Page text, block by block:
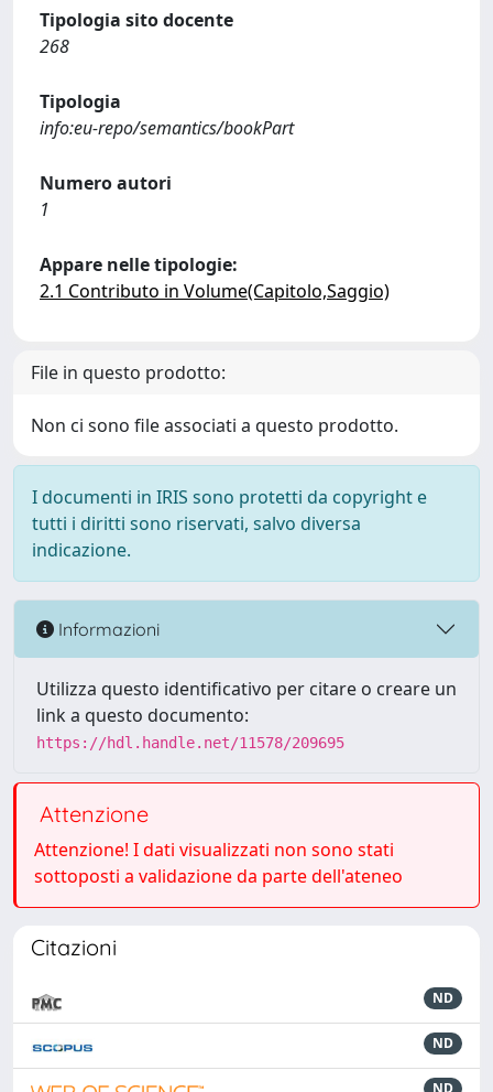
Tipologia sito docente
268
Tipologia
info:eu-repo/semantics/bookPart
Numero autori
1
Appare nelle tipologie:
2.1 Contributo in Volume(Capitolo,Saggio)
File in questo prodotto:
Non ci sono file associati a questo prodotto.
I documenti in IRIS sono protetti da copyright e
tutti i diritti sono riservati, salvo diversa
indicazione.
Informazioni
Utilizza questo identificativo per citare o creare un
link a questo documento:
https://hdl.handle.net/11578/209695
Attenzione
Attenzione! I dati visualizzati non sono stati
sottoposti a validazione da parte dell'ateneo
Citazioni
ND
ND